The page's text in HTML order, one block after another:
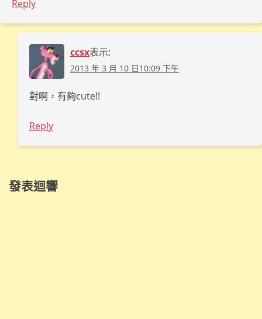
Reply
ccsx表示:
2013 年 3 月 10 日10:09 下午
對啊，有夠cute!!
Reply
發表迴響